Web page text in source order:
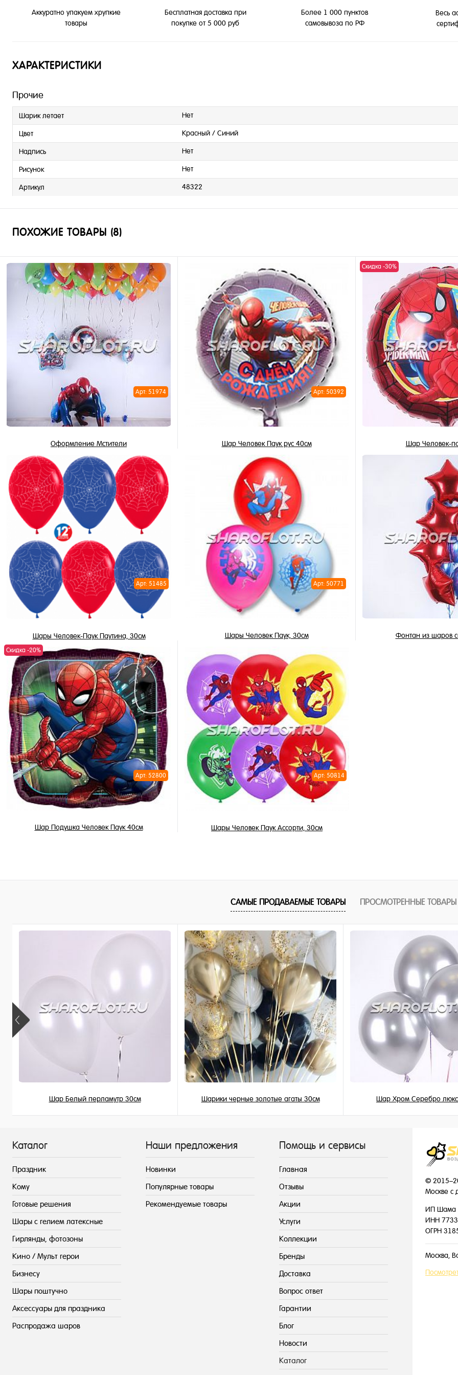
Аккуратно упакуем хрупкие
товары
Бесплатная доставка при
покупке от 5 000 руб
Более 1 000 пунктов
самовывоза по РФ
Весь
ХАРАКТЕРИСТИКИ
Прочие
Шарик летает Нет
Цвет Красный / Синий
Надпись Нет
Рисунок Нет
Артикул 48322
ПОХОЖИЕ ТОВАРЫ (8)
Арт: 51974
Оформление Мстители
9 485 ₽/ шт
В корзину
Купить в 1 клик
В избранное
В наличии
Арт: 50392
Шар Человек Паук рус 40см
345 ₽/ шт
В корзину
Купить в 1 клик
В избранное
В наличии
Скидка -30%
Шар Человек-
450 ₽
315 ₽/
В
Купить в 1 клик
В избранное
Арт: 51485
Шары Человек-Паук Паутина, 30см
95 ₽/ шт
В корзину
Купить в 1 клик
В избранное
В наличии
Арт: 50771
Шары Человек Паук, 30см
Цена по запросу
Запросить цену
Купить в 1 клик
В избранное
Недоступно
Фонтан из шаров
Скидка -20%
Арт: 52800
Шар Подушка Человек Паук 40см
В избранное
Арт: 50814
Шары Человек Паук Ассорти, 30см
В избранное
Недоступно
САМЫЕ ПРОДАВАЕМЫЕ ТОВАРЫ ПРОСМОТРЕННЫЕ ТОВАРЫ
Шар Белый перламутр 30см Шарики черные золотые агаты 30см Шар Хром Серебро
Каталог
Праздник
Кому
Готовые решения
Шары с гелием латексные
Гирлянды, фотозоны
Кино / Мульт герои
Бизнесу
Шары поштучно
Аксессуары для праздника
Распродажа шаров
Наши предложения
Новинки
Популярные товары
Рекомендуемые товары
Помощь и сервисы
Главная
Отзывы
Акции
Услуги
Коллекции
Бренды
Доставка
Вопрос ответ
Гарантии
Блог
Новости
Каталог
©
Москве с
ИП Шама
ИНН
ОГРН
Москва,